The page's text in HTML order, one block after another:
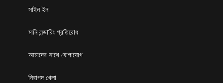
সাইন ইন
মানি লন্ডারিং প্রতিরোধ
আমাদের সাথে যোগাযোগ
নিরাপদ খেলা